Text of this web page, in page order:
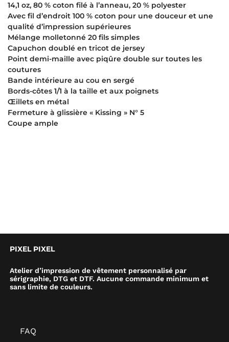
14,1 oz, 80 % coton filé à l’anneau, 20 % polyester
Avec fil d’endroit 100 % coton pour une douceur et une
qualité d’impression supérieures
Mélange molletonné 20 fils simples
Capuchon doublé en tricot de jersey
Point demi-maille avec piqûre double sur toutes les
coutures
Bande intérieure au cou en sergé
Bords-côtes 1/1 à la taille et aux poignets
Œillets en métal
Fermeture à glissière « Kissing » N° 5
Coupe ample
PIXEL PIXEL
Atelier d’impression de vêtement personnalisé par
sérigraphie, DTG et DTF. Aucune commande minimum et
sans limite de couleurs.
FAQ